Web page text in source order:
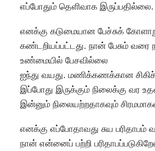
எப்போதும் தெளிவாக இருப்பதில்லை.
எனக்கு கடுமையான பேச்சுக்
கண்டறியப்பட்டது. நான் பேசும் வரை
உண்மையில் பேசவில்லை
ஐந்து வயது. மணிக்கணக்கான
இப்போது இருக்கும் நிலைக்கு வர
இன்னும் நிலையற்றதாகவும்
எனக்கு எப்போதாவது சுய பரிதாபம்
நான் என்னைப் பற்றி